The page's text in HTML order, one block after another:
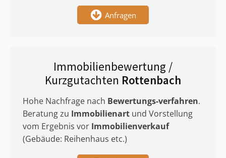
Anfragen
Immobilienbewertung /
Kurzgutachten Rottenbach
Hohe Nachfrage nach Bewertungs-verfahren.
Beratung zu Immobilienart und Vorstellung
vom Ergebnis vor Immobilienverkauf
(Gebäude: Reihenhaus etc.)